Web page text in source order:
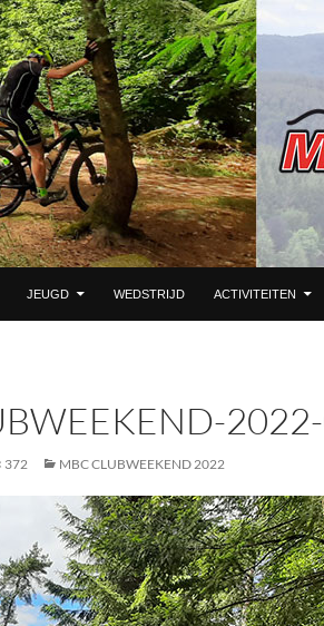
JEUGD WEDSTRIJD ACTIVITEITEN
372 MBC CLUBWEEKEND 2022